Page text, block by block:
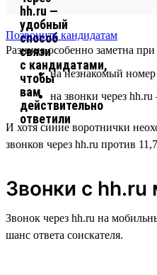
Позвонить кандидатам
Разница особенно заметна
на незнакомый
на звонки через
И хотя синие воротнички
звонков через hh.ru против
Звонки с hh.ru
Звонок через hh.ru на
шанс ответа соискателя.